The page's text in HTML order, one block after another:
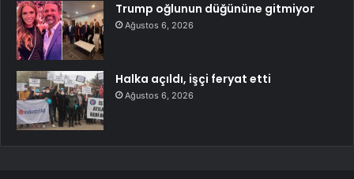
Trump oğlunun düğününe gitmiyor
Ağustos 6, 2026
Halka açıldı, işçi feryat etti
Ağustos 6, 2026